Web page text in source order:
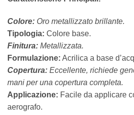
Colore: Oro metallizzato brillante.
Tipologia: Colore base.
Finitura: Metallizzata.
Formulazione: Acrilica a base
Copertura: Eccellente, richiede
mani per una copertura completa.
Applicazione: Facile da applicare
aerografo.